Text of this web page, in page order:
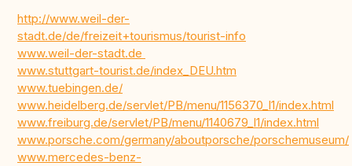
http://www.weil-der-
stadt.de/de/freizeit+tourismus/tourist-info
www.weil-der-stadt.de
www.stuttgart-tourist.de/index_DEU.htm
www.tuebingen.de/
www.heidelberg.de/servlet/PB/menu/1156370_l1/index.html
www.freiburg.de/servlet/PB/menu/1140679_l1/index.html
www.porsche.com/germany/aboutporsche/porschemuseum/
www.mercedes-benz-